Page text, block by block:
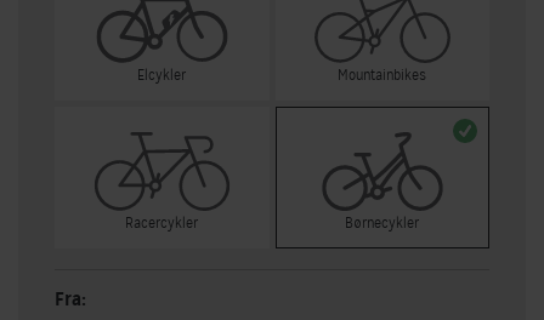
Elcykler Mountainbikes
Racercykler Børnecykler
Fra: